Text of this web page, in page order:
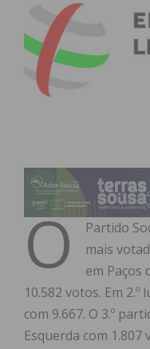
O
Partido
mais
em Paços
10.582 votos. Em
com 9.667. O 3.º
Esquerda com 1.807